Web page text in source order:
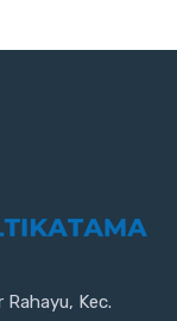
Kec.